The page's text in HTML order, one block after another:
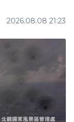
2026.08.08 21:23